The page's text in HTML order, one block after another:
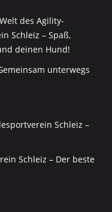
des Agility-
Schleiz – Spaß,
deinen Hund!
unterwegs
Schleiz –
Schleiz – Der beste